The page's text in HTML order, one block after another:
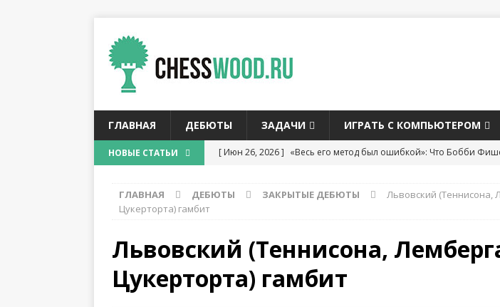
ГЛАВНАЯ ДЕБЮТЫ ЗАДАЧИ ИГРАТЬ С КОМПЬЮТЕРОМ
НОВЫЕ СТАТЬИ [ Июн 26, 2026 ] «Весь его метод был ошибкой»: Что Бобби
[ Июн 13, 2026 ] Григорий Кайданов
БИОГРАФИЯ
И ТУРНИРЫ
[ Май 28, 2026 ] Рустам Касымджанов — чемпион мира по
ГЛАВНАЯ ДЕБЮТЫ ЗАКРЫТЫЕ ДЕБЮТЫ
Львовский (Теннисона,
Цукерторта) гамбит
Львовский (Теннисона,
Цукерторта) гамбит